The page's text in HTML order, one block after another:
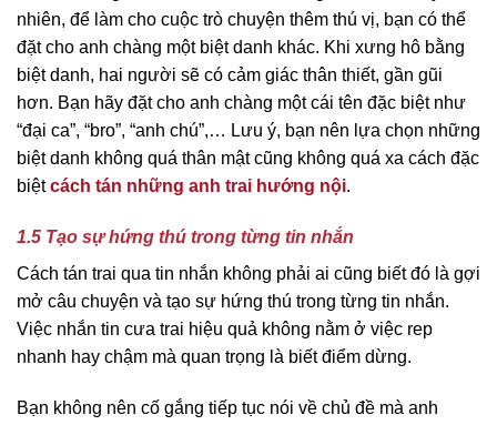
nhiên, để làm cho cuộc trò chuyện thêm thú vị, bạn có thể
đặt cho anh chàng một biệt danh khác. Khi xưng hô bằng
biệt danh, hai người sẽ có cảm giác thân thiết, gần gũi
hơn. Bạn hãy đặt cho anh chàng một cái tên đặc biệt như
“đại ca”, “bro”, “anh chú”,… Lưu ý, bạn nên lựa chọn những
biệt danh không quá thân mật cũng không quá xa cách đặc
biệtcách tán những anh trai hướng nội.
1.5 Tạo sự hứng thú trong từng tin nhắn
Cách tán trai qua tin nhắn không phải ai cũng biết đó là gợi
mở câu chuyện và tạo sự hứng thú trong từng tin nhắn.
Việc nhắn tin cưa trai hiệu quả không nằm ở việc rep
nhanh hay chậm mà quan trọng là biết điểm dừng.
Bạn không nên cố gắng tiếp tục nói về chủ đề mà anh